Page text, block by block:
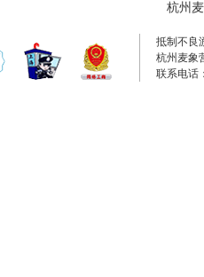
杭州
抵制不良
杭州麦象
联系电话